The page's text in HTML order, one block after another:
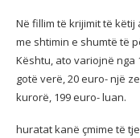
Në fillim të krijimit të këtij
me shtimin e shumtë të
Kështu, ato variojnë nga
gotë verë, 20 euro- një
kurorë, 199 euro- luan.
huratat kanë çmime të